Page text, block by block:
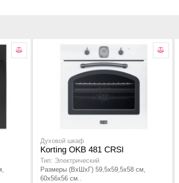
Духовой шкаф
Korting OKB 481 CRSI
Тип: Электрический
Размеры (ВхШхГ) 59,5х59,5х58 см,
60х56х56 см..